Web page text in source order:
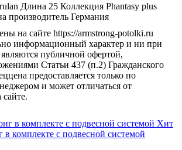
Длина 25 Коллекция Phantasy plus
производитель Германия
на сайте https://armstrong-potolki.ru
информационный характер и ни при
публичной офертой,
Статьи 437 (п.2) Гражданского
предоставляется только по
и может отличаться от
Хит
в комплекте с подвесной системой